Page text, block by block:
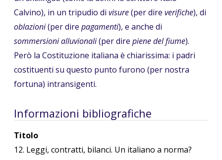
Calvino), in un tripudio di visure(per dire verifiche), di
oblazioni(per dire pagamenti), e anche di
sommersioni alluvionali(per dire piene del fiume).
Però la Costituzione italiana è chiarissima: i padri
costituenti su questo punto furono (per nostra
fortuna) intransigenti.
Informazioni bibliografiche
Titolo
12. Leggi, contratti, bilanci. Un italiano a norma?